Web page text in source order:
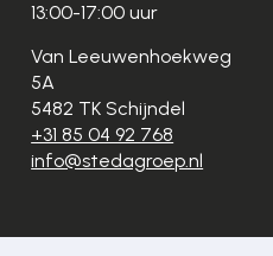
13:00-17:00 uur
Van Leeuwenhoekweg
5A
5482 TK Schijndel
+31 85 04 92 768
info@stedagroep.nl